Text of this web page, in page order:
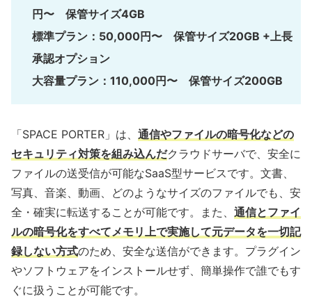
円〜 保管サイズ4GB
標準プラン：50,000円〜 保管サイズ20GB +上長
承認オプション
大容量プラン：110,000円〜 保管サイズ200GB
「SPACE PORTER」は、 通信やファイルの暗号化などの
セキュリティ対策を組み込んだクラウドサーバで、安全に
ファイルの送受信が可能なSaaS型サービスです。文書、
写真、音楽、動画、どのようなサイズのファイルでも、安
全・確実に転送することが可能です。また、 通信とファイ
ルの暗号化をすべてメモリ上で実施して元データを一切記
録しない方式のため、安全な送信ができます。プラグイン
やソフトウェアをインストールせず、簡単操作で誰でもす
ぐに扱うことが可能です。